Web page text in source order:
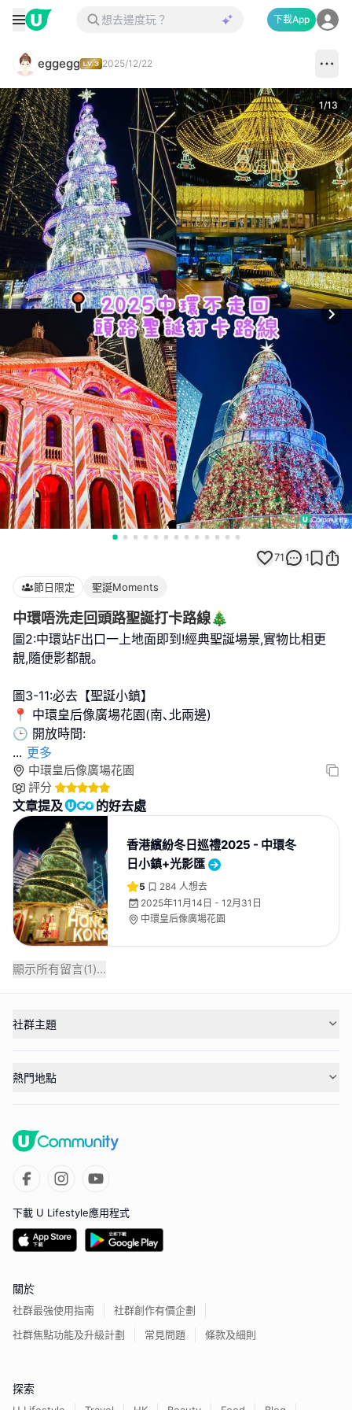
下載App
eggegg 2025/12/22
1/13
71 1
節日限定 聖誕Moments
中環唔洗走回頭路聖誕打卡路線🎄
圖2:中環站F出口一上地面即到!經典聖誕場景,實物比相更
靚,隨便影都靚｡
圖3-11:必去【聖誕小鎮】
📍 中環皇后像廣場花園(南､北兩邊)
... 更多
中環皇后像廣場花園
評分
文章提及 的好去處
香港繽紛冬日巡禮2025 - 中環冬
日小鎮+光影匯
5 284 人想去
2025年11月14日 - 12月31日
中環皇后像廣場花園
顯示所有留言(1)...
社群主題
熱門地點
下載 U Lifestyle應用程式
關於
社群最強使用指南
社群創作有價企劃
社群焦點功能及升級計劃
常見問題 條款及細則
探索